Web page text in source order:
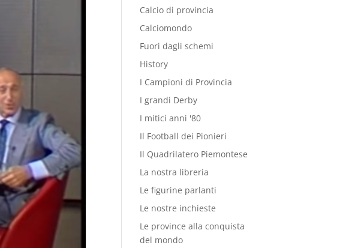
Calcio di provincia
Calciomondo
Fuori dagli schemi
History
I Campioni di Provincia
I grandi Derby
I mitici anni '80
Il Football dei Pionieri
Il Quadrilatero Piemontese
La nostra libreria
Le figurine parlanti
Le nostre inchieste
Le province alla conquista
del mondo